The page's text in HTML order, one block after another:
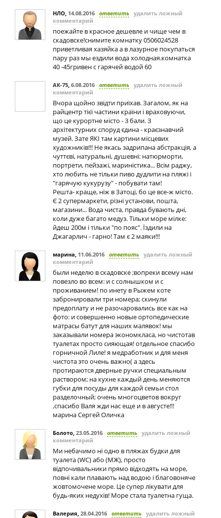
НЛО, 14.08.2016 ответить удалить ложный
комментарий
поежайте в красное дешевле и чище чем в
скадовске!снимите комнатку 0506024528
приветливая хазяйка а в лазурное покупаться
пару раз мы ездили вода холодная.комнатка
40 -45гривен с гарячей водой 60
АК-75, 6.08.2016 ответить удалить ложный
комментарий
Вчора щойно звідти приїхав. Загалом, як на
райцентр тієї частини країни і враховуючи,
що це курортне місто - 3 бали. З
архітектурних споруд єдина - краєзнавчий
музей. Зате ЯКІ там картини місцевих
художників!!! Не якась задрипана абстракція, а
чуттєві, натуральні, душевні: натюрморти,
портрети, пейзажі, мариністика... Всім раджу,
хто любить не тільки пиво дудлити на пляжі і
"гарячую кукурузу" - побувати там!
Решта- краще, ніж в Затоці, бо це все-ж місто.
Є 2 супермаркети, різні установи, пошта,
магазини... Вода чиста, правда бувають дні,
коли дуже багато медуз. Тільки море мілке:
йдеш 200м і тільки "по пояс". Їздили на
Джагарлич - гарно! Там є 2 маяки!!!
марина, 11.06.2016 ответить удалить ложный
комментарий
были неделю в скадовске ;вопреки всему нам
повезло во всем: и с солнышком и с
проживанием! по инету в Рыжем коте
забронировали три номера; скинули
предоплату и не разочаровались все как на
фото: и совершенно новые ортопедические
матрасы батут для наших малявок! мы
заказывали номера экономкласа, но чистотав
туалетах просто сияющая! отдельное спасибо
горничной Лиле! я медработник и для меня
чистота это очень важно( а здесь
протираются дверные ручки специальным
раствором; на кухне каждый день меняются
губки для посуды для каждой семьи стол
разделочный; очень многоцветов вокруг
,спасибо Валя жди нас еще и в августе!!!
марина Сергей Оличка
Болото, 23.05.2016 ответить удалить ложный
комментарий
Ми небачимо ні одно в пляжах будки для
туалета (WC) або (МЖ), просто
відпочивальники прямо відходять на море,
повні кали плавають над водою і благовоняче
жовтомочене море. Це супер лікувати для
будь-яких недухів! Море стала туалетна гуща.
Валерия, 28.04.2016 ответить удалить ложный